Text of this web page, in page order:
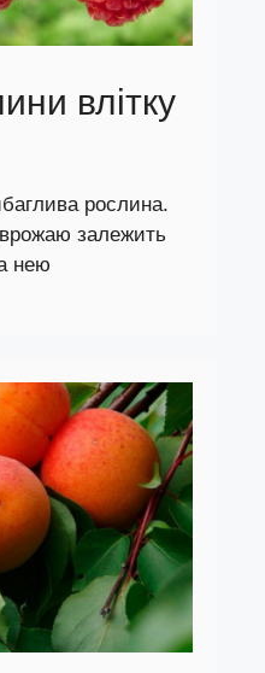
влітку
рослина.
врожаю залежить
нею